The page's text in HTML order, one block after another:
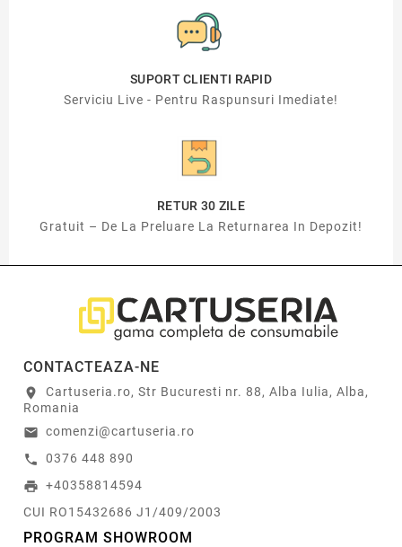
SUPORT CLIENTI RAPID
Serviciu Live - Pentru Raspunsuri Imediate!
RETUR 30 ZILE
Gratuit – De La Preluare La Returnarea In Depozit!
CONTACTEAZA-NE
location_on
Cartuseria.ro, Str Bucuresti nr. 88, Alba Iulia, Alba,
Romania
email comenzi@cartuseria.ro
call 0376 448 890
print +40358814594
CUI RO15432686 J1/409/2003
PROGRAM SHOWROOM